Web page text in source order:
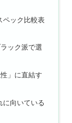
ペック比較表
ック派で選
」に直結す
に向いている